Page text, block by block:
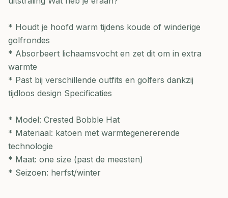
* Houdt je hoofd warm tijdens koude of winderige
golfrondes
* Absorbeert lichaamsvocht en zet dit om in extra
warmte
* Past bij verschillende outfits en golfers dankzij
tijdloos design Specificaties
* Model: Crested Bobble Hat
* Materiaal: katoen met warmtegenererende
technologie
* Maat: one size (past de meesten)
* Seizoen: herfst/winter